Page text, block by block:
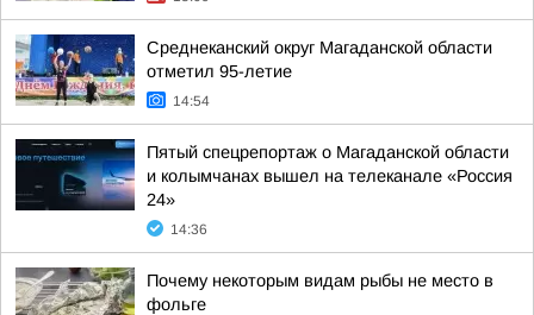
Среднеканский округ Магаданской области
отметил 95-летие
14:54
Пятый спецрепортаж о Магаданской области
и колымчанах вышел на телеканале «Россия
24»
14:36
Почему некоторым видам рыбы не место в
фольге